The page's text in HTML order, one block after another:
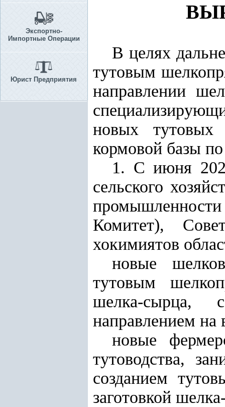
Экспортно-
Импортные Операции
Юрист Предприятия
В целях
тутовым
направлении
новых тутовых
кормовой базы
1. С июня
сельского
Комитет),
хокимиятов
новые
тутовым
шелка-сырца,
направлением на
новые
тутоводства,
созданием
заготовкой